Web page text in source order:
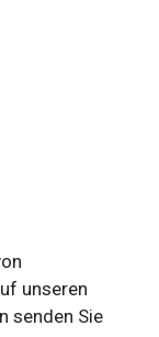
unseren
senden Sie